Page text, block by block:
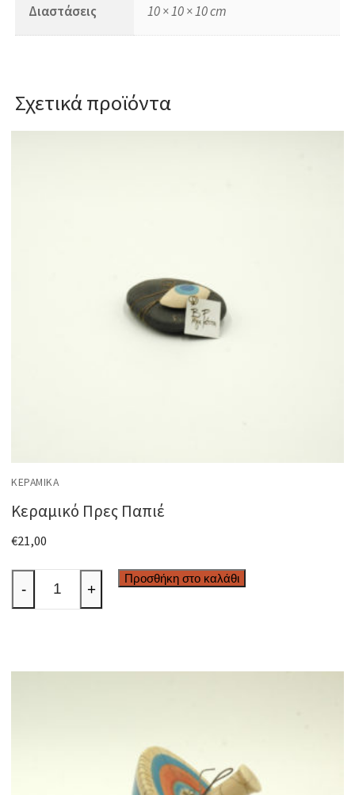
Διαστάσεις 10 × 10 × 10 cm
Σχετικά προϊόντα
ΚΕΡΑΜΙΚΆ
Κεραμικό Πρες Παπιέ
€21,00
Κεραμικό
Πρες
- +
Προσθήκη στο καλάθι